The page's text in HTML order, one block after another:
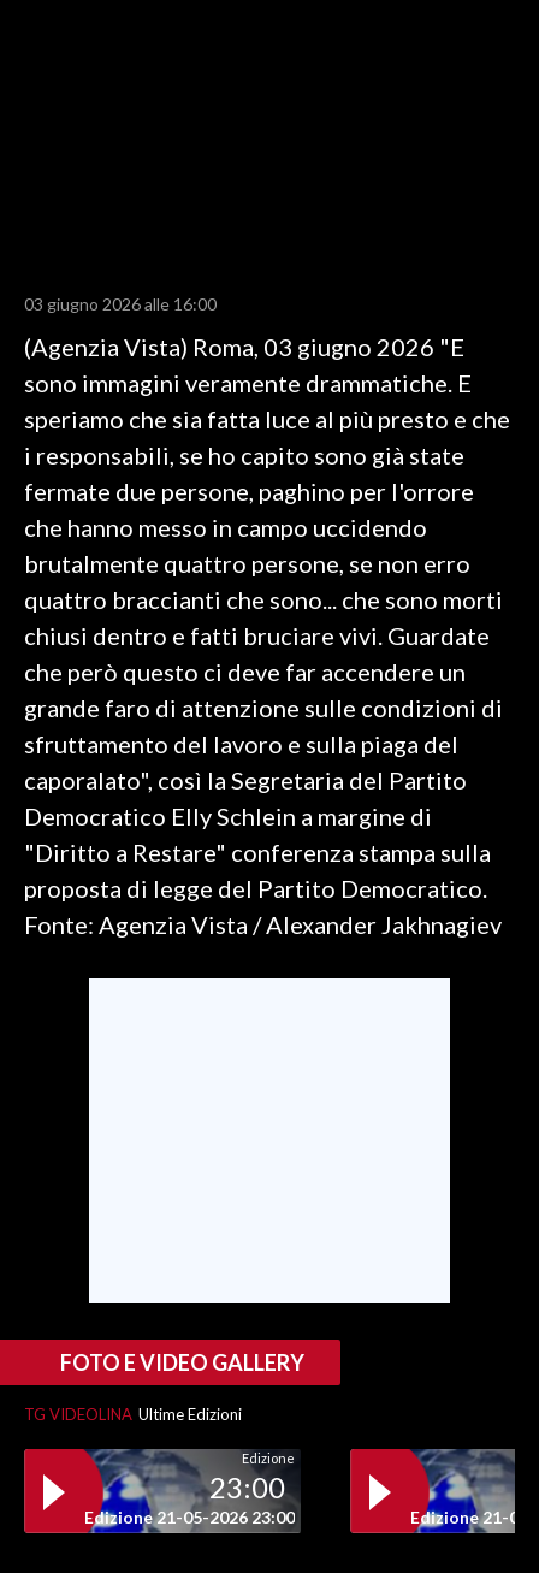
CALCIO
CULTURA
SPETTACOLI
GOSSIP
SALUTE
SARDI NEL MONDO
NOTIZIE
EVENTI
SPIAGGE
STORE
03 giugno 2026 alle 16:00
(Agenzia Vista) Roma, 03 giugno 2026 "E
sono immagini veramente drammatiche. E
speriamo che sia fatta luce al più presto e che
i responsabili, se ho capito sono già state
fermate due persone, paghino per l'orrore
che hanno messo in campo uccidendo
brutalmente quattro persone, se non erro
quattro braccianti che sono... che sono morti
chiusi dentro e fatti bruciare vivi. Guardate
che però questo ci deve far accendere un
grande faro di attenzione sulle condizioni di
sfruttamento del lavoro e sulla piaga del
caporalato", così la Segretaria del Partito
Democratico Elly Schlein a margine di
"Diritto a Restare" conferenza stampa sulla
proposta di legge del Partito Democratico.
Fonte: Agenzia Vista / Alexander Jakhnagiev
FOTO E VIDEO GALLERY
TG VIDEOLINA Ultime Edizioni
Edizione
23:00
Edizione 21-05-2026 23:00 Edizione 21-05-